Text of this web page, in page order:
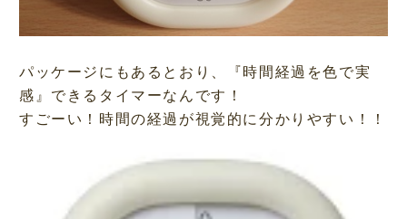
パッケージにもあるとおり、『時間経過を色で実
感』できるタイマーなんです！
すごーい！時間の経過が視覚的に分かりやすい！！